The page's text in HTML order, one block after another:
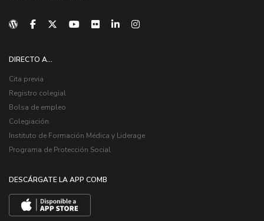
DIRECTO A...
Cita previa
Registro colegial
Bolsa de empleo
Colegiación
Instituto de Formación Médica y Liderage
Programa de Protección Social
DESCÁRGATE LA APP COMB